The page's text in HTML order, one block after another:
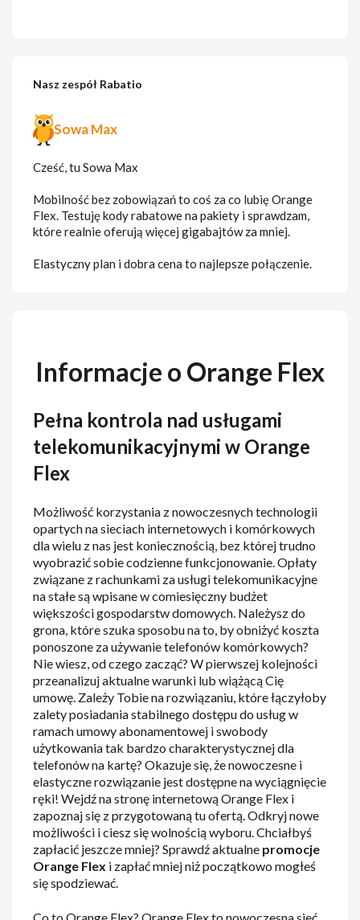
Nasz zespół Rabatio
Sowa Max
Cześć, tu Sowa Max
Mobilność bez zobowiązań to coś za co lubię Orange
Flex. Testuję kody rabatowe na pakiety i sprawdzam,
które realnie oferują więcej gigabajtów za mniej.
Elastyczny plan i dobra cena to najlepsze połączenie.
Informacje o Orange Flex
Pełna kontrola nad usługami
telekomunikacyjnymi w Orange
Flex
Możliwość korzystania z nowoczesnych technologii
opartych na sieciach internetowych i komórkowych
dla wielu z nas jest koniecznością, bez której trudno
wyobrazić sobie codzienne funkcjonowanie. Opłaty
związane z rachunkami za usługi telekomunikacyjne
na stałe są wpisane w comiesięczny budżet
większości gospodarstw domowych. Należysz do
grona, które szuka sposobu na to, by obniżyć koszta
ponoszone za używanie telefonów komórkowych?
Nie wiesz, od czego zacząć? W pierwszej kolejności
przeanalizuj aktualne warunki lub wiążącą Cię
umowę. Zależy Tobie na rozwiązaniu, które łączyłoby
zalety posiadania stabilnego dostępu do usług w
ramach umowy abonamentowej i swobody
użytkowania tak bardzo charakterystycznej dla
telefonów na kartę? Okazuje się, że nowoczesne i
elastyczne rozwiązanie jest dostępne na wyciągnięcie
ręki! Wejdź na stronę internetową Orange Flex i
zapoznaj się z przygotowaną tu ofertą. Odkryj nowe
możliwości i ciesz się wolnością wyboru. Chciałbyś
zapłacić jeszcze mniej? Sprawdź aktualne promocje
Orange Flex i zapłać mniej niż początkowo mogłeś
się spodziewać.